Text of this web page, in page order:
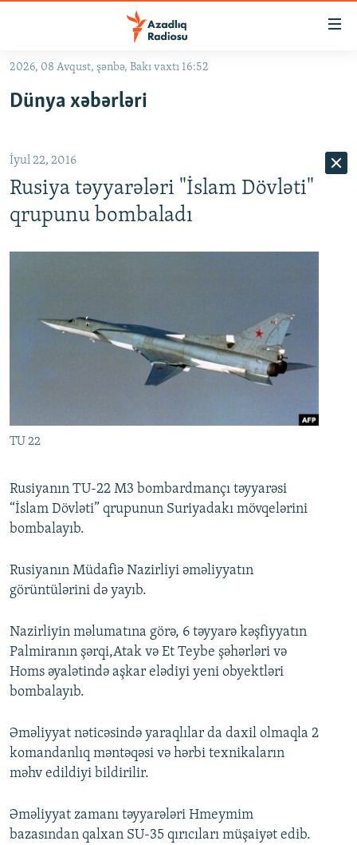
Əsas
qayıt
qayıt
Axtarışa
#İZAHLA
#ƏSLINDƏ
FƏRQƏ BAX
QANUNI DOĞRU
FOTOQALEREYA
RADIO ARXIV
AZƏRBAYCAN ƏDƏBIYYATI KITABXANASI
HAQQIMIZDA
BIZIMLƏ ƏLAQƏ
XƏBƏR BÜLLETENLƏRIMIZ
2026, 08 Avqust, şənbə, Bakı vaxtı 16:52
Dünya xəbərləri
İyul 22, 2016
Rusiya təyyarələri "İslam Dövləti"
qrupunu bombaladı
TU 22
Rusiyanın TU-22 M3 bombardmançı təyyarəsi
“İslam Dövləti” qrupunun Suriyadakı mövqelərini
bombalayıb.
Rusiyanın Müdafiə Nazirliyi əməliyyatın
görüntülərini də yayıb.
Nazirliyin məlumatına görə, 6 təyyarə kəşfiyyatın
Palmiranın şərqi,Atak və Et Teybe şəhərləri və
Homs əyalətində aşkar elədiyi yeni obyektləri
bombalayıb.
Əməliyyat nəticəsində yaraqlılar da daxil olmaqla 2
komandanlıq məntəqəsi və hərbi texnikaların
məhv edildiyi bildirilir.
Əməliyyat zamanı təyyarələri Hmeymim
bazasından qalxan SU-35 qırıcıları müşaiyət edib.